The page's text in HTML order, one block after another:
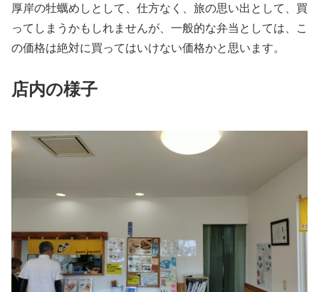
厚岸の牡蠣めしとして、仕方なく、旅の思い出として、買
ってしまうかもしれませんが、一般的な弁当としては、こ
の価格は絶対に買ってはいけない価格かと思います。
店内の様子